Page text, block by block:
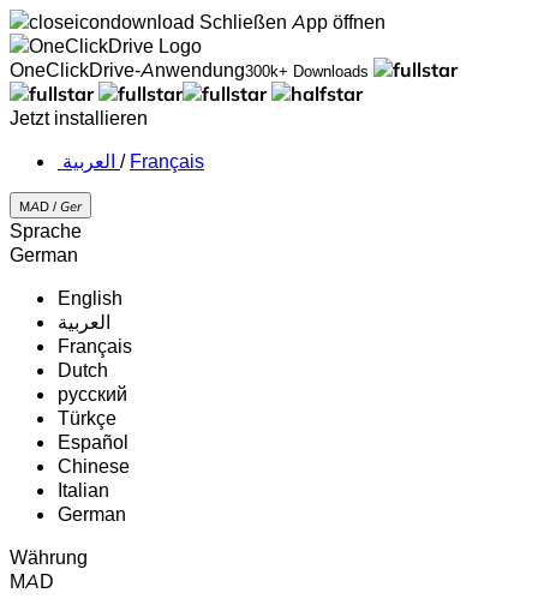
Schließen App öffnen
OneClickDrive-Anwendung300k+ Downloads
Jetzt installieren
‏العربية ‏ / Français
MAD / Ger
Sprache
German
English
‏العربية‏
Français
Dutch
русский
Türkçe
Español
Chinese
Italian
German
Währung
MAD